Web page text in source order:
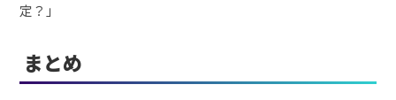
定？」
まとめ